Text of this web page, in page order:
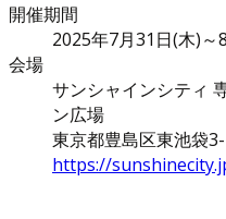
開催期間
2025年7月31日(木)～
会場
サンシャインシティ
ン広場
東京都豊島区東池袋3-
https://